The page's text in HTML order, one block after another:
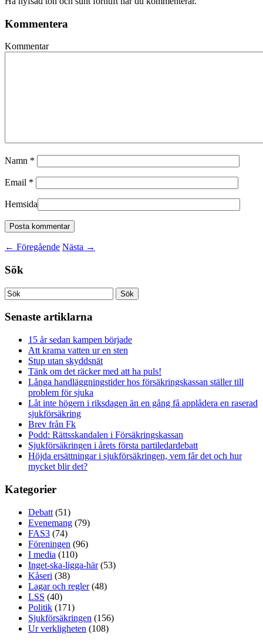
Kommentera
Kommentar
Namn *
Email *
Hemsida
← Föregående Nästa →
Sök
Senaste artiklarna
15 år sedan kampen började
Att krama vatten ur en sten
Stup utan skyddsnät
Tänk om det räcker med att ha puls!
Långa handläggningstider hos försäkringskassan ställer till
problem för sjuka
Låt inte högern i riksdagen än en gång få applådera en raserad
sjukförsäkring
Brev från Fk
Podd: Rättsskandalen i Försäkringskassan
Sjukförsäkringen i årets första partiledardebatt
Höjda ersättningar i sjukförsäkringen, vem får det och hur
mycket blir det?
Kategorier
Debatt (51)
Evenemang (79)
FAS3 (74)
Föreningen (96)
I media (110)
Inget-ska-ligga-här(53)
Kåseri (38)
Lagar och regler(48)
LSS (40)
Politik (171)
Sjukförsäkringen (156)
Ur verkligheten (108)